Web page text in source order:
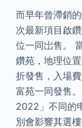
而早年曾滯銷
次最新項目啟
位一同岀售。
鑽苑，地理位
折發售，入場
富苑一同發售
2022」不同的
別會影響其選